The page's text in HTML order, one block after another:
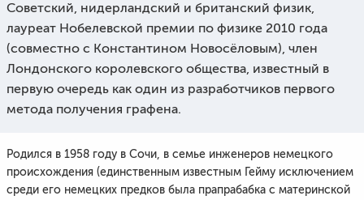
Вопросы и ответы
Советский, нидерландский и британский физик,
лауреат Нобелевской премии по физике 2010 года
(совместно с Константином Новосёловым), член
Лондонского королевского общества, известный в
первую очередь как один из разработчиков первого
метода получения графена.
Родился в 1958 году в Сочи, в семье инженеров немецкого
происхождения (единственным известным Гейму исключением
среди его немецких предков была прапрабабка с материнской